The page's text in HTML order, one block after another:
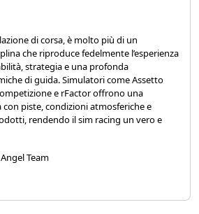
di corsa, è molto più di un
che riproduce fedelmente l’esperienza
strategia e una profonda
di guida. Simulatori come Assetto
e rFactor offrono una
piste, condizioni atmosferiche e
rendendo il sim racing un vero e
Team